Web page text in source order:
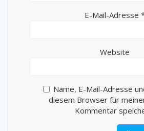
E-Mail-Adresse
Website
Name, E-Mail-Adresse
diesem Browser für
Kommentar